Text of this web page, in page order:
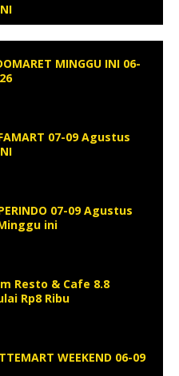
MINGGU INI 06-
07-09 Agustus
07-09 Agustus
ini
Resto & Cafe 8.8
Rp8 Ribu
WEEKEND 06-09